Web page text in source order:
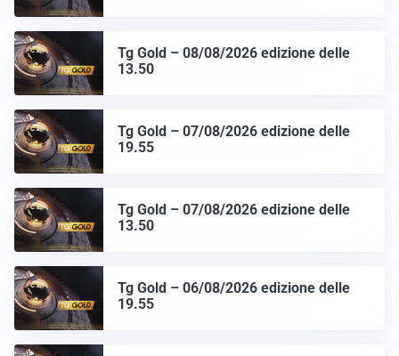
Tg Gold – 08/08/2026 edizione delle
13.50
Tg Gold – 07/08/2026 edizione delle
19.55
Tg Gold – 07/08/2026 edizione delle
13.50
Tg Gold – 06/08/2026 edizione delle
19.55